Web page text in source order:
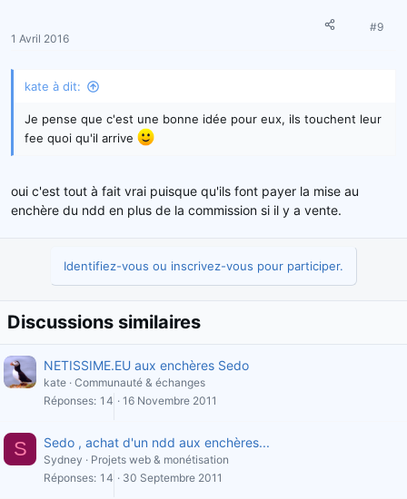
1 Avril 2016
#9
kate à dit:
Je pense que c'est une bonne idée pour eux, ils touchent leur
fee quoi qu'il arrive
oui c'est tout à fait vrai puisque qu'ils font payer la mise au
enchère du ndd en plus de la commission si il y a vente.
Identifiez-vous ou inscrivez-vous pour participer.
Discussions similaires
NETISSIME.EU aux enchères Sedo
kate Communauté & échanges
Réponses 14 16 Novembre 2011
S Sedo , achat d'un ndd aux enchères...
Sydney
Projets web & monétisation
Réponses 14 30 Septembre 2011